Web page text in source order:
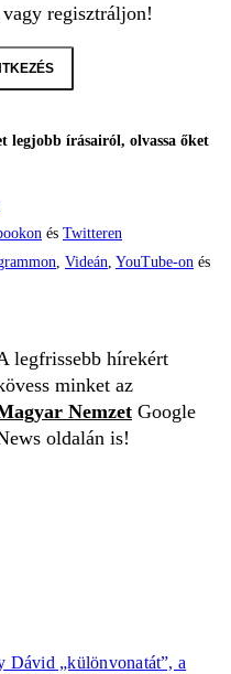
regisztráljon!
legjobb írásairól, olvassa őket
és Twitteren
, Videán, YouTube-on és
legfrissebb hírekért
minket az
Nemzet Google
oldalán is!
Dávid „különvonatát”, a